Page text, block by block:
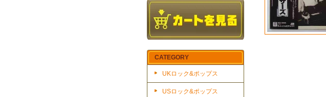
CATEGORY
UKロック&ポップス
USロック&ポップス